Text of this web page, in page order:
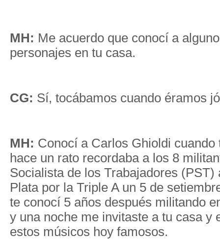
MH: Me acuerdo que conocí a
personajes en tu casa.
CG: Sí, tocábamos cuando éramos
MH: Conocí a Carlos Ghioldi cuando
hace un rato recordaba a los 8
Socialista de los Trabajadores (PST)
Plata por la Triple A un 5 de
te conocí 5 años después militando
y una noche me invitaste a tu casa y
estos músicos hoy famosos.